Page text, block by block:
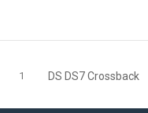
1 DS DS7 Crossback